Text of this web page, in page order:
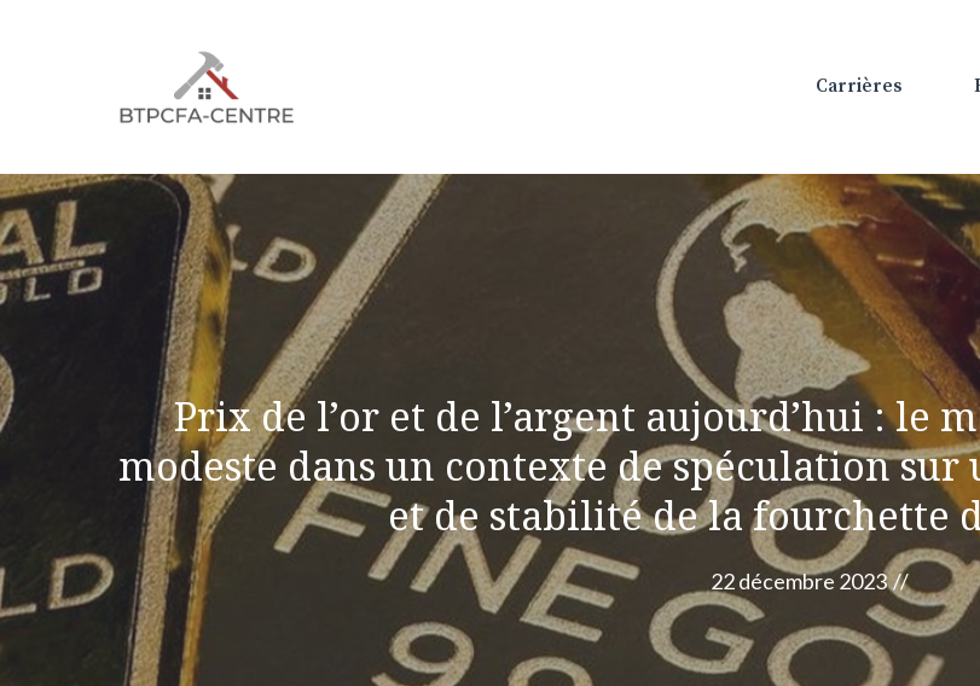
Carrières
Prix ​​de l’or et de l’argent aujourd’hui : le
modeste dans un contexte de spéculation sur
et de stabilité de la fourchette
22 décembre 2023 //